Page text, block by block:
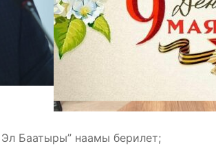
Баатыры” наамы берилет;